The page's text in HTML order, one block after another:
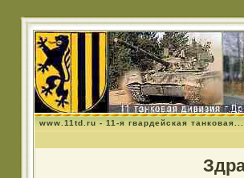
www.11td.ru - 11-я гвардейская танковая...